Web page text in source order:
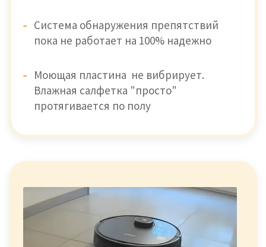
Система обнаружения препятствий
пока не работает на 100% надежно
Моющая пластина не вибрирует.
Влажная салфетка "просто"
протягивается по полу